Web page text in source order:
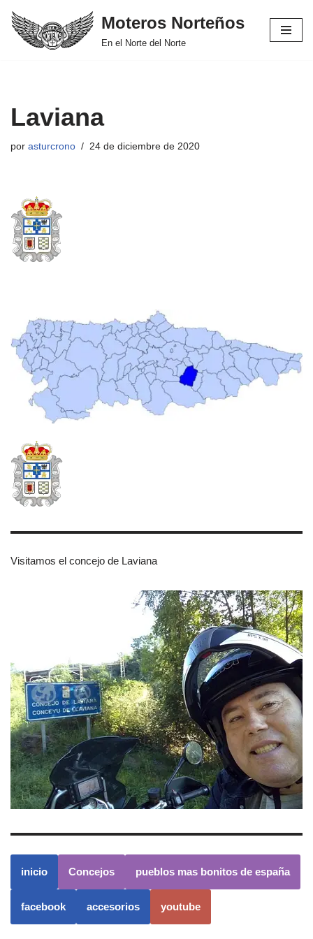
Saltar
Moteros Norteños
En el Norte del Norte
Laviana
por asturcrono 24 de diciembre de 2020
Visitamos el concejo de Laviana
inicio Concejos pueblos mas bonitos de españa
facebook accesorios youtube